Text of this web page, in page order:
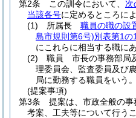
第2条
この訓令において、 次
当該各号に定めるところによ
(1)
所属長 職員の職の設
島市規則第6号)別表第1の1
にこれらに相当する職に
(2)
職員 市長の事務部局
理委員会、監査委員及び
局に勤務する職員をいう。
(提案事項)
第3条
提案は、市政全般の
考案、工夫等について行う